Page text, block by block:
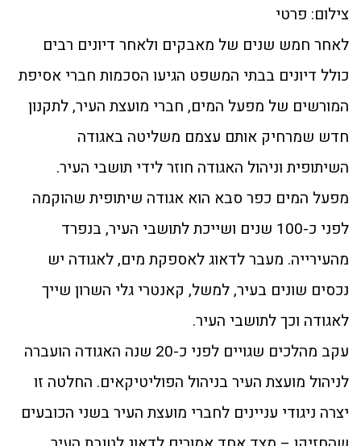
צילום: פרטי
לאחר חמש שנים של מאבקים ולאחר דיונים רבים
כולל דיונים בבתי המשפט הגיעו הסכמות חברי אסיפת
המורשים של מפעל המים, חברי מועצת העיר, לתקנון
חדש שמרחיק אותם עצמם משליטה באגודה
השיתופית וניהול האגודה חוזר לידי תושבי העיר.
מפעל המים כפר סבא הוא אגודה שיתופית שהוקמה
לפני כ-100 שנים ושייכת לתושבי העיר, בנפרד
מהעירייה. מעבר לדאוג לאספקת מים, לאגודה יש
נכסים שונים בעיר, למשל, קאנטרי גלי השרון שייך
לאגודה וכך לתושבי העיר.
עקב מהלכים שגויים לפני כ-20 שנה האגודה הועברה
לניהול מועצת העיר בניהול הפוליטיקאים. החלטה זו
יצרה ניגודי עניינים לחברי מועצת העיר בשני הכובעים